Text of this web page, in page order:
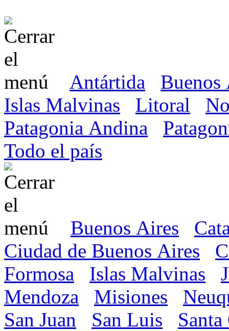
Antártida
Buenos
Islas Malvinas
Litoral
Patagonia Andina
Todo el país
Buenos Aires
Ciudad de Buenos Aires
Formosa
Islas Malvinas
Mendoza
Misiones
San Juan
San Luis